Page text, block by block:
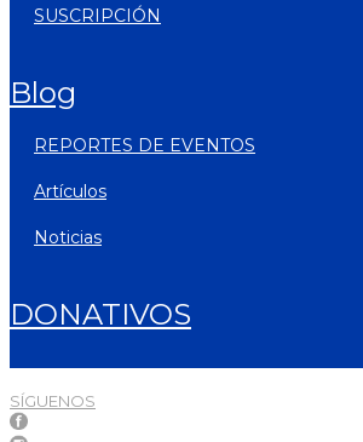
SUSCRIPCIÓN
blog
REPORTES DE EVENTOS
artículos
noticias
DONATIVOS
SÍGUENOS